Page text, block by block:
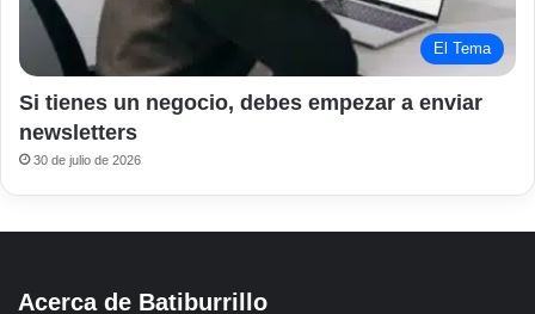
El Tema
Si tienes un negocio, debes empezar a enviar
newsletters
30 de julio de 2026
Acerca de Batiburrillo